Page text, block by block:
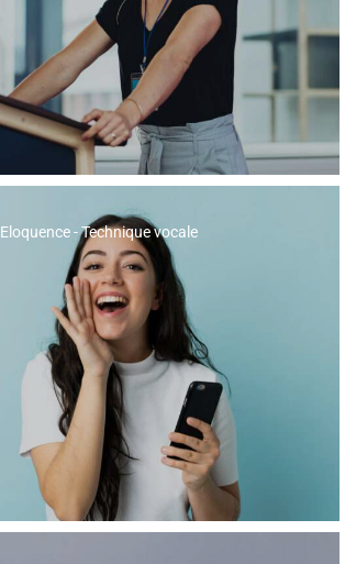
Eloquence - Technique vocale